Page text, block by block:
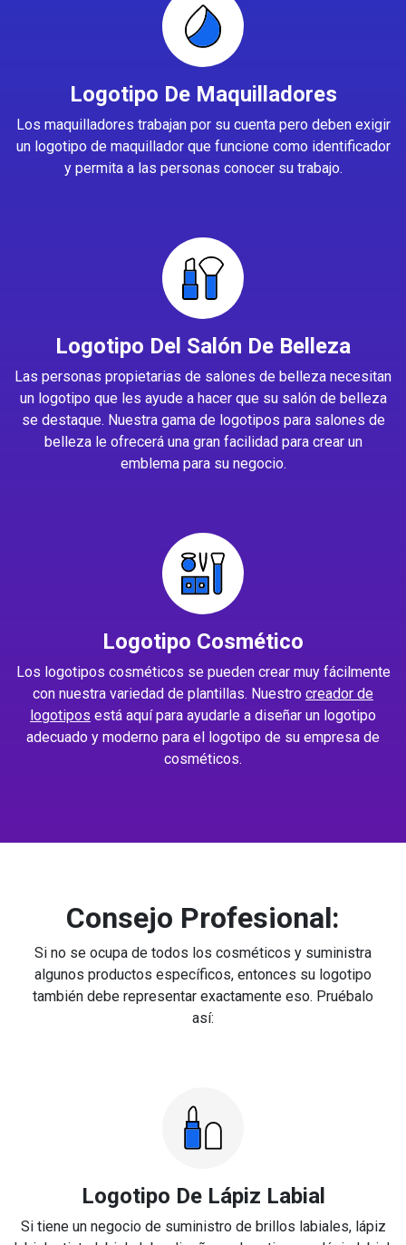
Logotipo De Maquilladores
Los maquilladores trabajan por su cuenta pero deben exigir
un logotipo de maquillador que funcione como identificador
y permita a las personas conocer su trabajo.
Logotipo Del Salón De Belleza
Las personas propietarias de salones de belleza necesitan
un logotipo que les ayude a hacer que su salón de belleza
se destaque. Nuestra gama de logotipos para salones de
belleza le ofrecerá una gran facilidad para crear un
emblema para su negocio.
Logotipo Cosmético
Los logotipos cosméticos se pueden crear muy fácilmente
con nuestra variedad de plantillas. Nuestro creador de
logotipos está aquí para ayudarle a diseñar un logotipo
adecuado y moderno para el logotipo de su empresa de
cosméticos.
Consejo Profesional:
Si no se ocupa de todos los cosméticos y suministra
algunos productos específicos, entonces su logotipo
también debe representar exactamente eso. Pruébalo
así:
Logotipo De Lápiz Labial
Si tiene un negocio de suministro de brillos labiales, lápiz